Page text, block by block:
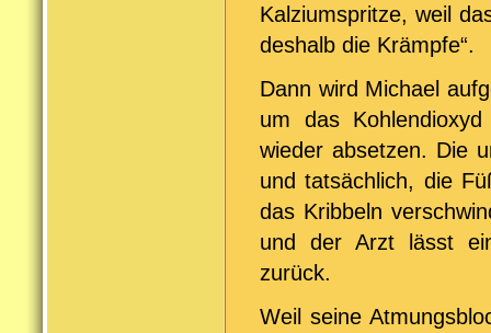
Kalziumspritze, weil
deshalb die Krämpfe“.
Dann wird Michael
um das
wieder absetzen. Die
und tatsächlich, die
das Kribbeln
und der Arzt lässt
zurück.
Weil seine